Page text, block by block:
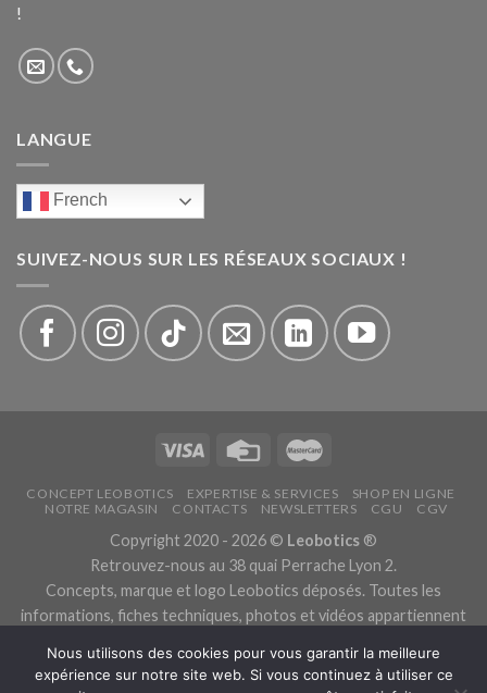
!
LANGUE
French
SUIVEZ-NOUS SUR LES RÉSEAUX SOCIAUX !
CONCEPT LEOBOTICS EXPERTISE & SERVICES
SHOP EN LIGNE
NOTRE MAGASIN
CONTACTS NEWSLETTERS CGU CGV
Copyright 2020 - 2026 © Leobotics ®
Retrouvez-nous au 38 quai Perrache Lyon 2.
Concepts, marque et logo Leobotics déposés. Toutes les
informations, fiches techniques, photos et vidéos appartiennent
Les traductions sont automatiques, veuillez nous excuser pour
Nous utilisons des cookies pour vous garantir la meilleure
expérience sur notre site web. Si vous continuez à utiliser ce